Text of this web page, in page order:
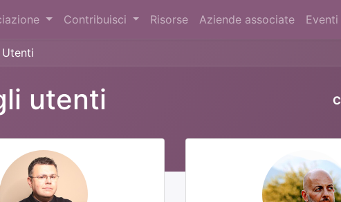
Contribuisci Risorse Aziende associate Eventi
Utenti
utenti